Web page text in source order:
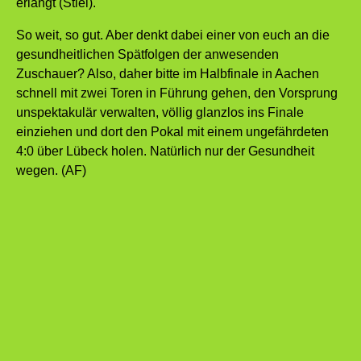
erlangt (Stiel).
So weit, so gut. Aber denkt dabei einer von euch an die
gesundheitlichen Spätfolgen der anwesenden
Zuschauer? Also, daher bitte im Halbfinale in Aachen
schnell mit zwei Toren in Führung gehen, den Vorsprung
unspektakulär verwalten, völlig glanzlos ins Finale
einziehen und dort den Pokal mit einem ungefährdeten
4:0 über Lübeck holen. Natürlich nur der Gesundheit
wegen. (AF)